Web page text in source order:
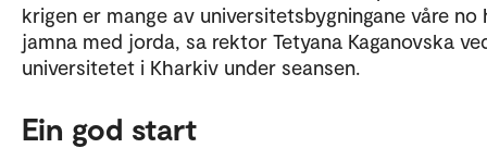
krigen er mange av universitetsbygningane våre no
jamna med jorda, sa rektor Tetyana Kaganovska
universitetet i Kharkiv under seansen.
Ein god start